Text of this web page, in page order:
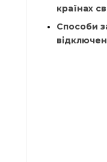
країнах
Способи